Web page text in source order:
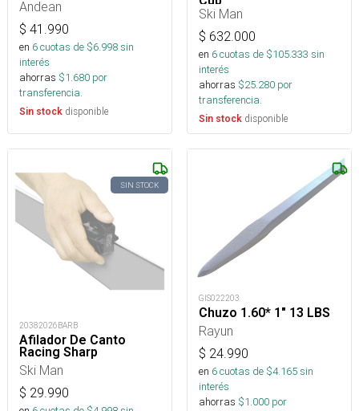
Andean
$ 41.990
en 6cuotas de $6.998sin
interés
ahorras $1.680 por
transferencia.
Sin stock disponible
Ski Man
$ 632.000
en 6cuotas de $105.333 sin
interés
ahorras $25.280 por
transferencia.
Sin stock disponible
SIN STOCK
20382026BARB
Afilador De Canto
Racing Sharp
Ski Man
$ 29.990
GIS022203
Chuzo 1.60* 1" 13 LBS
Rayun
$ 24.990
en 6cuotas de $4.165sin
interés
ahorras $1.000 por